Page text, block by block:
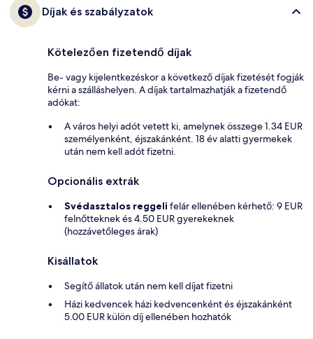
Díjak és szabályzatok
Kötelezően fizetendő díjak
Be- vagy kijelentkezéskor a következő díjak fizetését fogják
kérni a szálláshelyen. A díjak tartalmazhatják a fizetendő
adókat:
A város helyi adót vetett ki, amelynek összege 1.34 EUR
személyenként, éjszakánként. 18 év alatti gyermekek
után nem kell adót fizetni.
Opcionális extrák
Svédasztalos reggeli felár ellenében kérhető: 9 EUR
felnőtteknek és 4.50 EUR gyerekeknek
(hozzávetőleges árak)
Kisállatok
Segítő állatok után nem kell díjat fizetni
Házi kedvencek házi kedvencenként és éjszakánként
5.00 EUR külön díj ellenében hozhatók